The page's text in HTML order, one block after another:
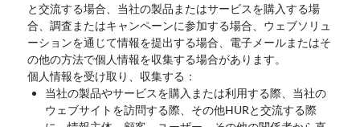
と交流する場合、当社の製品またはサービスを購入する場
合、調査またはキャンペーンに参加する場合、ウェブソリュ
ーションを通じて情報を提出する場合、電子メールまたはそ
の他の方法で個人情報を収集する場合があります。
個人情報を受け取り、収集する：
当社の製品やサービスを購入または利用する際、当社の
ウェブサイトを訪問する際、その他HURと交流する際